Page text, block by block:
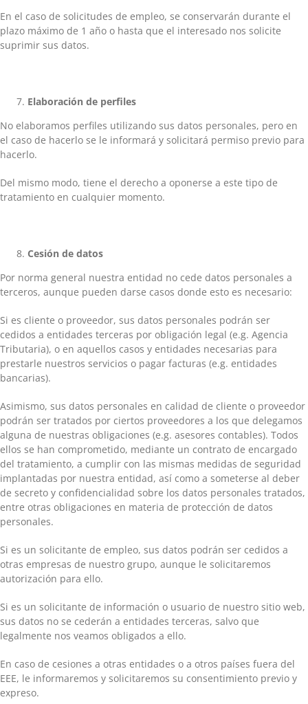
En el caso de solicitudes de empleo, se conservarán durante el
plazo máximo de 1 año o hasta que el interesado nos solicite
suprimir sus datos.
Elaboración de perfiles
No elaboramos perfiles utilizando sus datos personales, pero en
el caso de hacerlo se le informará y solicitará permiso previo para
hacerlo.
Del mismo modo, tiene el derecho a oponerse a este tipo de
tratamiento en cualquier momento.
Cesión de datos
Por norma general nuestra entidad no cede datos personales a
terceros, aunque pueden darse casos donde esto es necesario:
Si es cliente o proveedor, sus datos personales podrán ser
cedidos a entidades terceras por obligación legal (e.g. Agencia
Tributaria), o en aquellos casos y entidades necesarias para
prestarle nuestros servicios o pagar facturas (e.g. entidades
bancarias).
Asimismo, sus datos personales en calidad de cliente o proveedor
podrán ser tratados por ciertos proveedores a los que delegamos
alguna de nuestras obligaciones (e.g. asesores contables). Todos
ellos se han comprometido, mediante un contrato de encargado
del tratamiento, a cumplir con las mismas medidas de seguridad
implantadas por nuestra entidad, así como a someterse al deber
de secreto y confidencialidad sobre los datos personales tratados,
entre otras obligaciones en materia de protección de datos
personales.
Si es un solicitante de empleo, sus datos podrán ser cedidos a
otras empresas de nuestro grupo, aunque le solicitaremos
autorización para ello.
Si es un solicitante de información o usuario de nuestro sitio web,
sus datos no se cederán a entidades terceras, salvo que
legalmente nos veamos obligados a ello.
En caso de cesiones a otras entidades o a otros países fuera del
EEE, le informaremos y solicitaremos su consentimiento previo y
expreso.